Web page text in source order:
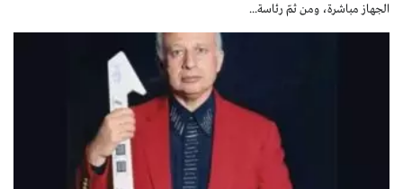
الجهاز مباشرة، ومن ثمّ رئاسة...